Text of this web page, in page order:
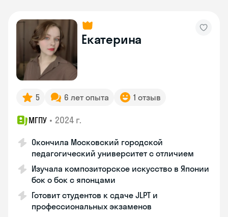
Екатерина
5 6 лет опыта 1 отзыв
МГПУ • 2024 г.
Окончила Московский городской
педагогический университет с отличием
Изучала композиторское искусство в Японии
бок о бок с японцами
Готовит студентов к сдаче JLPT и
профессиональных экзаменов